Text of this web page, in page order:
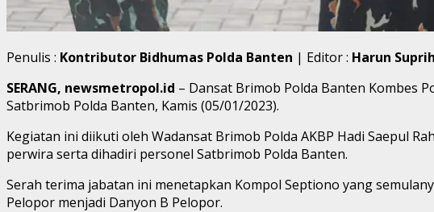
Penulis : Kontributor Bidhumas Polda Banten | Editor : Harun
SERANG, newsmetropol.id – Dansat Brimob Polda Banten Kombes
Satbrimob Polda Banten, Kamis (05/01/2023).
Kegiatan ini diikuti oleh Wadansat Brimob Polda AKBP Hadi Saepul
perwira serta dihadiri personel Satbrimob Polda Banten.
Serah terima jabatan ini menetapkan Kompol Septiono yang
Pelopor menjadi Danyon B Pelopor.